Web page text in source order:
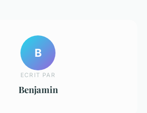
B
ECRIT PAR
Benjamin